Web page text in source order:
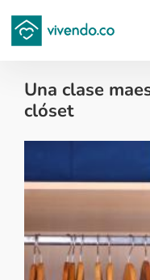
Una clase
clóset
Decoración - 2017-